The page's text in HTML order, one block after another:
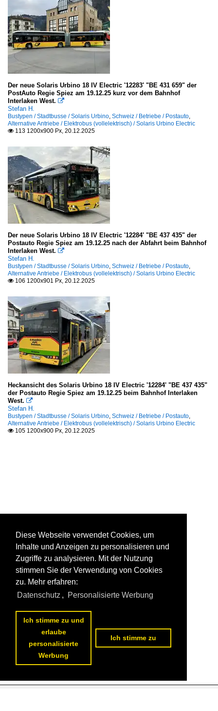
Der neue Solaris Urbino 18 IV Electric '12283' "BE 431 659" der
PostAuto Regie Spiez am 19.12.25 kurz vor dem Bahnhof
Interlaken West. 
Stefan H.
Bustypen / Stadtbusse / Solaris Urbino Schweiz / Betriebe / Postauto
Alternative Antriebe / Elektrobus (vollelektrisch) / Solaris Urbino Electric
 113 1200x900 Px, 20.12.2025
Der neue Solaris Urbino 18 IV Electric '12284' "BE 437 435" der
Postauto Regie Spiez am 19.12.25 nach der Abfahrt beim Bahnhof
Interlaken West. 
Stefan H.
Bustypen / Stadtbusse / Solaris Urbino Schweiz / Betriebe / Postauto
Alternative Antriebe / Elektrobus (vollelektrisch) / Solaris Urbino Electric
 106 1200x901 Px, 20.12.2025
Heckansicht des Solaris Urbino 18 IV Electric '12284' "BE 437 435"
der Postauto Regie Spiez am 19.12.25 beim Bahnhof Interlaken
West. 
Stefan H.
Bustypen / Stadtbusse / Solaris Urbino Schweiz / Betriebe / Postauto
Alternative Antriebe / Elektrobus (vollelektrisch) / Solaris Urbino Electric
 105 1200x900 Px, 20.12.2025
Diese Webseite verwendet Cookies, um
Inhalte und Anzeigen zu personalisieren und
Zugriffe zu analysieren. Mit der Nutzung
stimmen Sie der Verwendung von Cookies
zu. Mehr erfahren:
Datenschutz , Personalisierte Werbung
Ich stimme zu und
erlaube
personalisierte
Werbung
Ich stimme zu